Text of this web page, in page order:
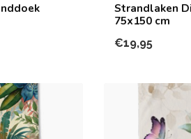
Strandlaken
75x150 cm
€19,95